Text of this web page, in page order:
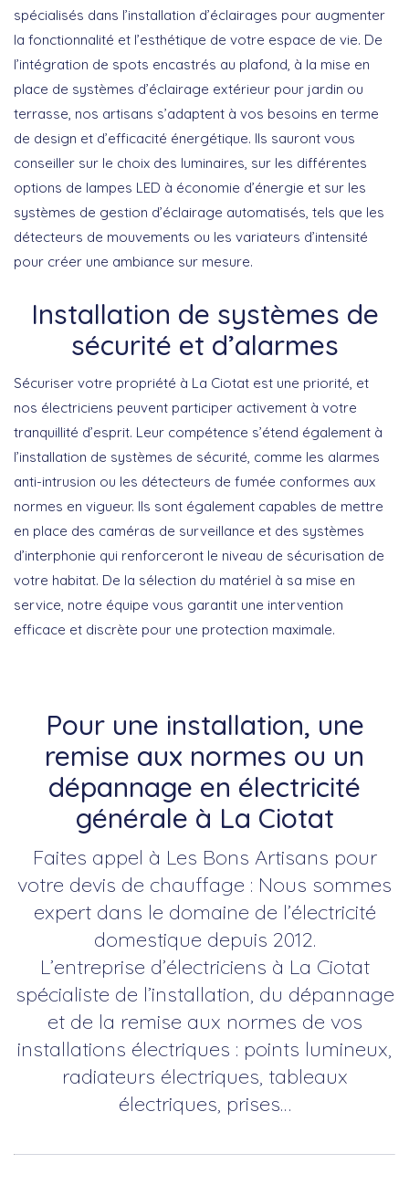
spécialisés dans l’installation d’éclairages pour augmenter
la fonctionnalité et l’esthétique de votre espace de vie. De
l’intégration de spots encastrés au plafond, à la mise en
place de systèmes d’éclairage extérieur pour jardin ou
terrasse, nos artisans s’adaptent à vos besoins en terme
de design et d’efficacité énergétique. Ils sauront vous
conseiller sur le choix des luminaires, sur les différentes
options de lampes LED à économie d’énergie et sur les
systèmes de gestion d’éclairage automatisés, tels que les
détecteurs de mouvements ou les variateurs d’intensité
pour créer une ambiance sur mesure.
Installation de systèmes de
sécurité et d’alarmes
Sécuriser votre propriété à La Ciotat est une priorité, et
nos électriciens peuvent participer activement à votre
tranquillité d’esprit. Leur compétence s’étend également à
l’installation de systèmes de sécurité , comme les alarmes
anti-intrusion ou les détecteurs de fumée conformes aux
normes en vigueur. Ils sont également capables de mettre
en place des caméras de surveillance et des systèmes
d’interphonie qui renforceront le niveau de sécurisation de
votre habitat. De la sélection du matériel à sa mise en
service, notre équipe vous garantit une intervention
efficace et discrète pour une protection maximale.
Pour une installation, une
remise aux normes ou un
dépannage en électricité
générale à La Ciotat
Faites appel à Les Bons Artisans pour
votre devis de chauffage : Nous sommes
expert dans le domaine de l’électricité
domestique depuis 2012.
L’entreprise d’électriciens à La Ciotat
spécialiste de l’installation, du dépannage
et de la remise aux normes de vos
installations électriques : points lumineux,
radiateurs électriques, tableaux
électriques, prises…